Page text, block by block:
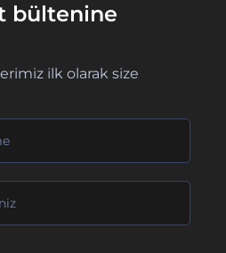
bültenine
ilk olarak size